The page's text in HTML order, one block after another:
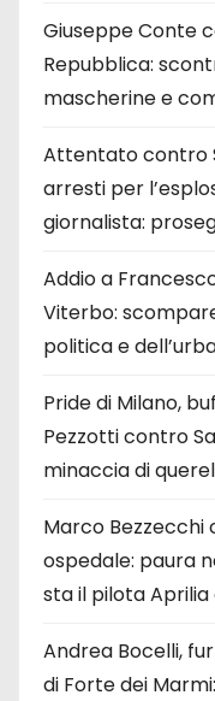
Giuseppe Conte
Repubblica:
mascherine e
Attentato contro
arresti per
giornalista:
Addio a
Viterbo:
politica e
Pride di Milano,
Pezzotti contro
minaccia di
Marco Bezzecchi
ospedale: paura
sta il pilota Aprilia
Andrea Bocelli,
di Forte dei